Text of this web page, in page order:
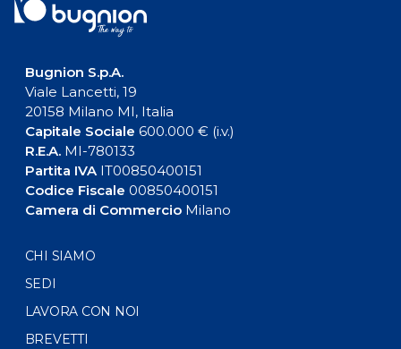
Bugnion S.p.A.
Viale Lancetti, 19
20158 Milano MI, Italia
Capitale Sociale 600.000 € (i.v.)
R.E.A.MI-780133
Partita IVAIT00850400151
Codice Fiscale 00850400151
Camera di CommercioMilano
CHI SIAMO
SEDI
LAVORA CON NOI
BREVETTI